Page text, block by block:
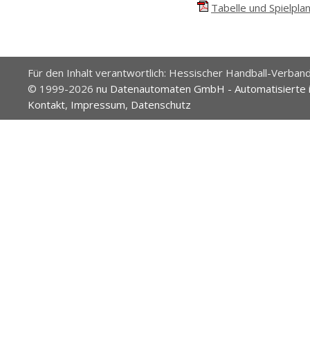
Tabelle und
Für den Inhalt verantwortlich: Hessischer Handball-
© 1999-2026 nu Datenautomaten GmbH -
Kontakt, Impressum, Datenschutz